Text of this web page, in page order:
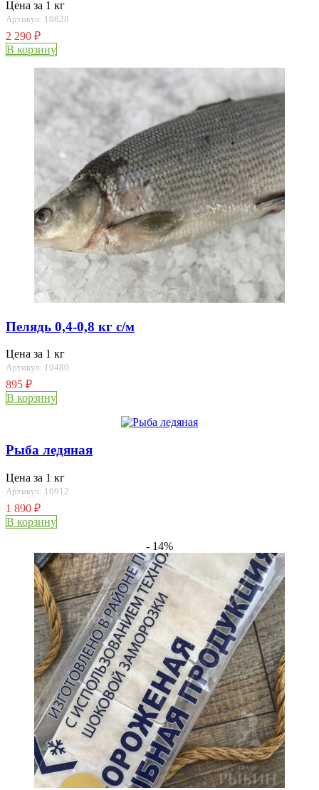
Цена за 1 кг
Артикул: 10828
2 290 ₽
В корзину
Пелядь 0,4-0,8 кг с/м
Цена за 1 кг
Артикул: 10480
895 ₽
В корзину
Рыба ледяная
Цена за 1 кг
Артикул: 10912
1 890 ₽
В корзину
- 14%